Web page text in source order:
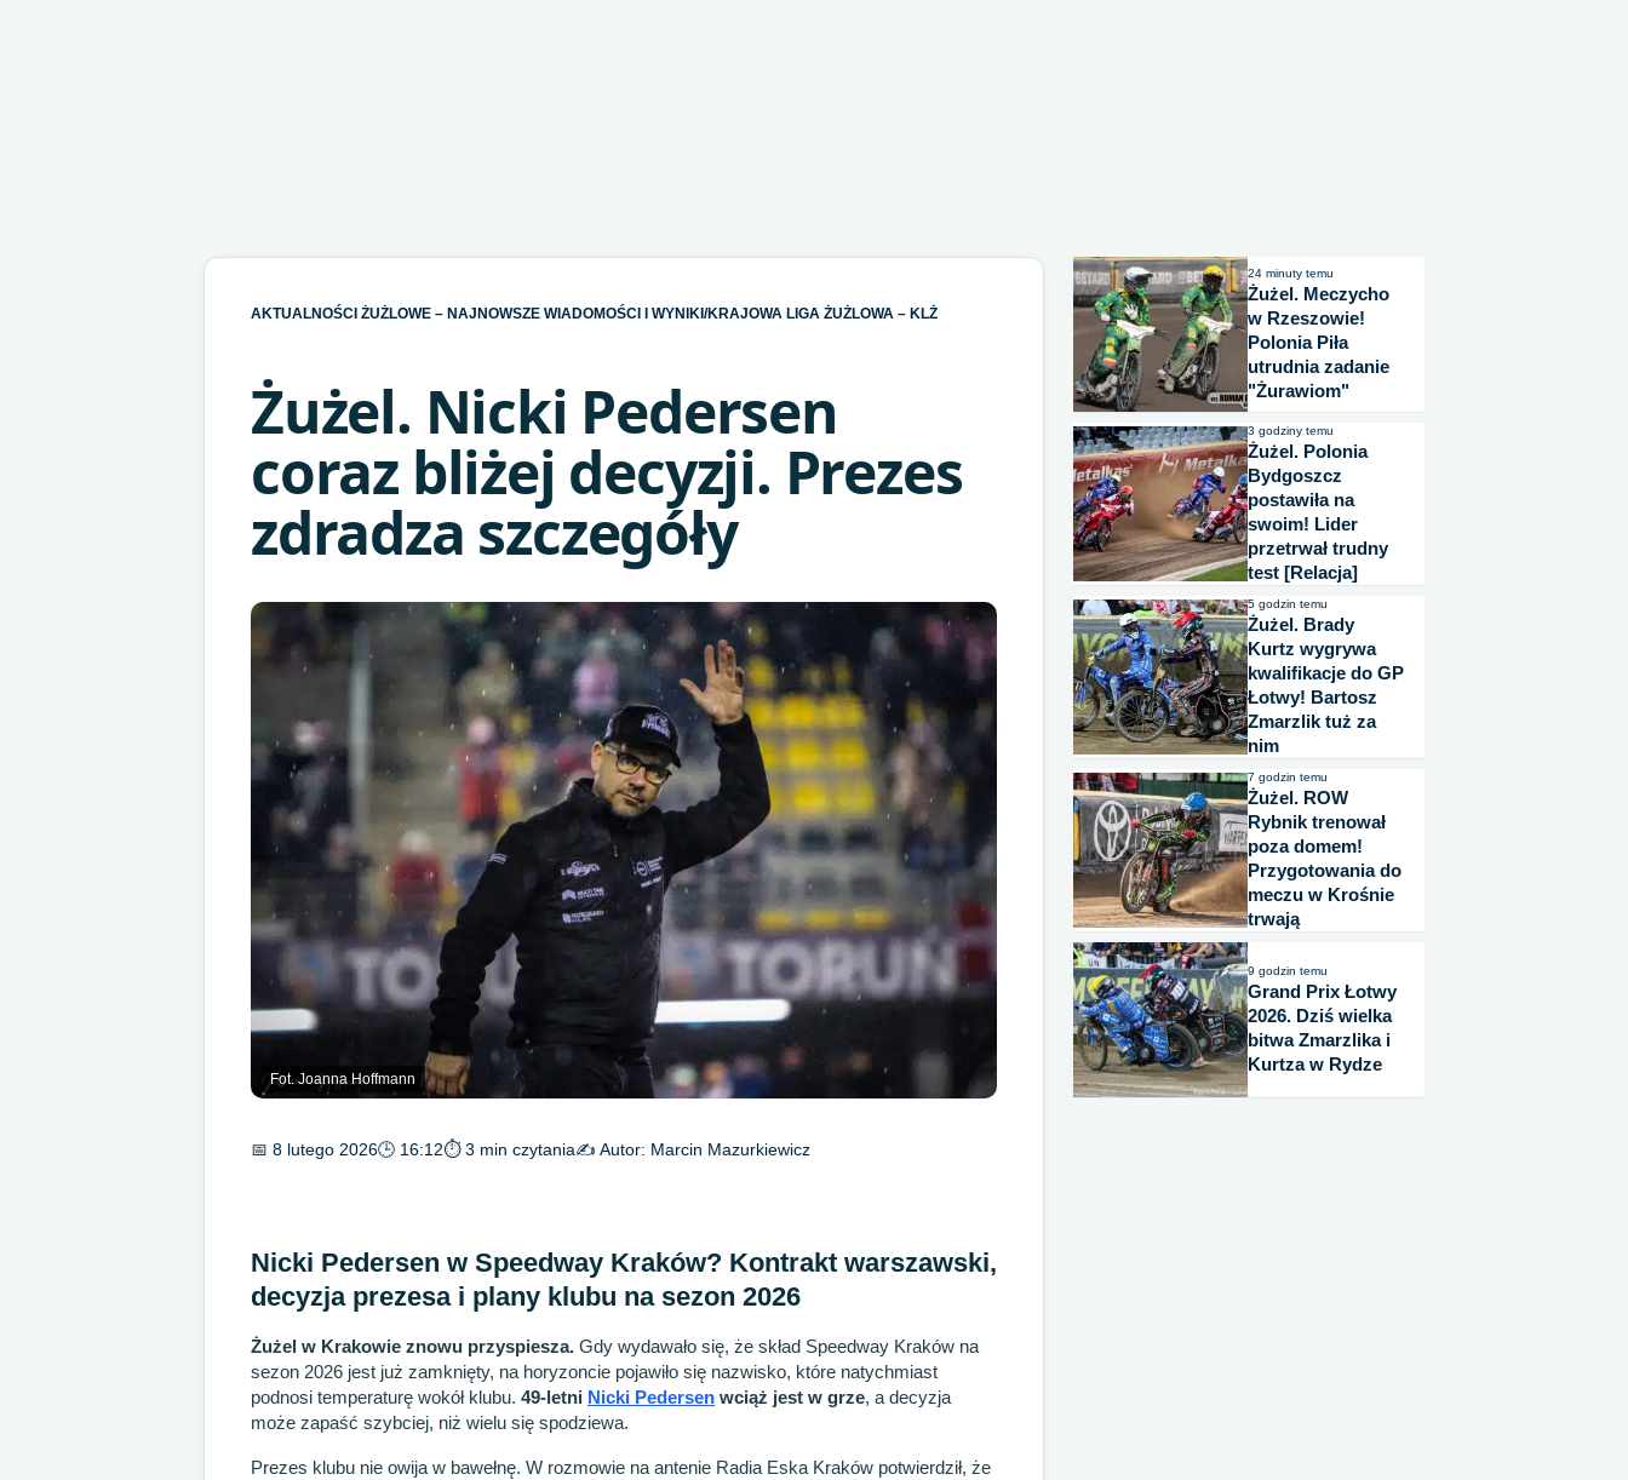
AKTUALNOŚCI ŻUŻLOWE – NAJNOWSZE WIADOMOŚCI I WYNIKI /KRAJOWA LIGA ŻUŻLOWA – KLŻ
Żużel. Nicki Pedersen
coraz bliżej decyzji. Prezes
zdradza szczegóły
Fot. Joanna Hoffmann
📅 8 lutego 2026🕒 16:12⏱ 3 min czytania✍️ Autor: Marcin Mazurkiewicz
Nicki Pedersen w Speedway Kraków? Kontrakt warszawski,
decyzja prezesa i plany klubu na sezon 2026
Żużel w Krakowie znowu przyspiesza. Gdy wydawało się, że skład Speedway Kraków na
sezon 2026 jest już zamknięty, na horyzoncie pojawiło się nazwisko, które natychmiast
podnosi temperaturę wokół klubu. 49-letni Nicki Pedersen wciąż jest w grze, a decyzja
może zapaść szybciej, niż wielu się spodziewa.
Prezes klubu nie owija w bawełnę. W rozmowie na antenie Radia Eska Kraków potwierdził, że
24 minuty temu
Żużel. Meczycho
w Rzeszowie!
Polonia Piła
utrudnia zadanie
"Żurawiom"
3 godziny temu
Żużel. Polonia
Bydgoszcz
postawiła na
swoim! Lider
przetrwał trudny
test [Relacja]
5 godzin temu
Żużel. Brady
Kurtz wygrywa
kwalifikacje do GP
Łotwy! Bartosz
Zmarzlik tuż za
nim
7 godzin temu
Żużel. ROW
Rybnik trenował
poza domem!
Przygotowania do
meczu w Krośnie
trwają
9 godzin temu
Grand Prix Łotwy
2026. Dziś wielka
bitwa Zmarzlika i
Kurtza w Rydze